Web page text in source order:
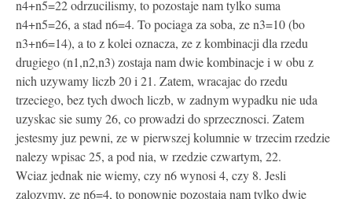
n4+n5=22 odrzucilismy, to pozostaje nam tylko suma
n4+n5=26, a stad n6=4. To pociaga za soba, ze n3=10 (bo
n3+n6=14), a to z kolei oznacza, ze z kombinacji dla rzedu
drugiego (n1,n2,n3) zostaja nam dwie kombinacje i w obu z
nich uzywamy liczb 20 i 21. Zatem, wracajac do rzedu
trzeciego, bez tych dwoch liczb, w zadnym wypadku nie uda
uzyskac sie sumy 26, co prowadzi do sprzecznosci. Zatem
jestesmy juz pewni, ze w pierwszej kolumnie w trzecim rzedzie
nalezy wpisac 25, a pod nia, w rzedzie czwartym, 22.
Wciaz jednak nie wiemy, czy n6 wynosi 4, czy 8. Jesli
zalozymy, ze n6=4, to ponownie pozostaja nam tylko dwie